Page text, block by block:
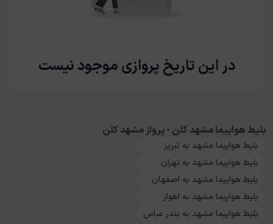
در این تاریخ پروازی موجود نیست
بلیط هواپیما مشهد کلن - پرواز مشهد کلن
بلیط هواپیما مشهد به تبریز
بلیط هواپیما مشهد به تهران
بلیط هواپیما مشهد به اصفهان
بلیط هواپیما مشهد به اهواز
بلیط هواپیما مشهد به بندر عباس